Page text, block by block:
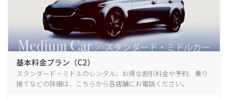
基本料金プラン（C2）
スタンダード・ミドルのレンタル、お得な割引料金や予約、乗り
捨てなどの詳細は、こちらから各店舗にお電話ください。